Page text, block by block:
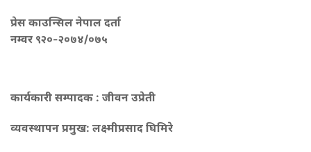
प्रेस काउन्सिल नेपाल दर्ता
नम्वर ९२०-२०७४/०७५
कार्यकारी सम्पादक : जीवन उप्रेती
व्यवस्थापन प्रमुख: लक्ष्मीप्रसाद घिमिरे